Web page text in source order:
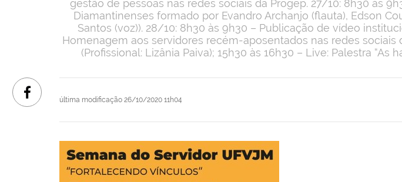
última modificação 26/10/2020 11h04
gestão de pessoas nas redes sociais da Progep. 27/10: 8h30 às
Diamantinenses formado por Evandro Archanjo (flauta), Edson
Santos (voz)). 28/10: 8h30 às 9h30 – Publicação de vídeo
Homenagem aos servidores recém-aposentados nas redes
(Profissional: Lizânia Paiva); 15h30 às 16h30 – Live: Palestra